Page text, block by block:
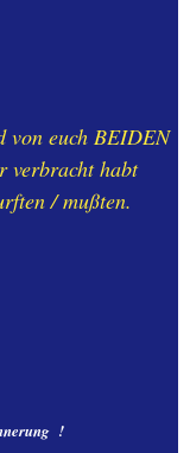
von euch BEIDEN
verbracht habt
/ mußten.
!